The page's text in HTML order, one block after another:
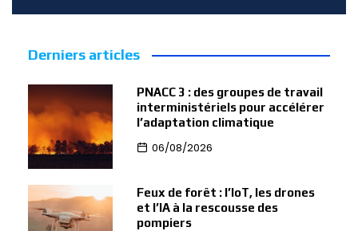
Derniers articles
PNACC 3 : des groupes de travail
interministériels pour accélérer
l’adaptation climatique
06/08/2026
Feux de forêt : l’IoT, les drones
et l’IA à la rescousse des
pompiers